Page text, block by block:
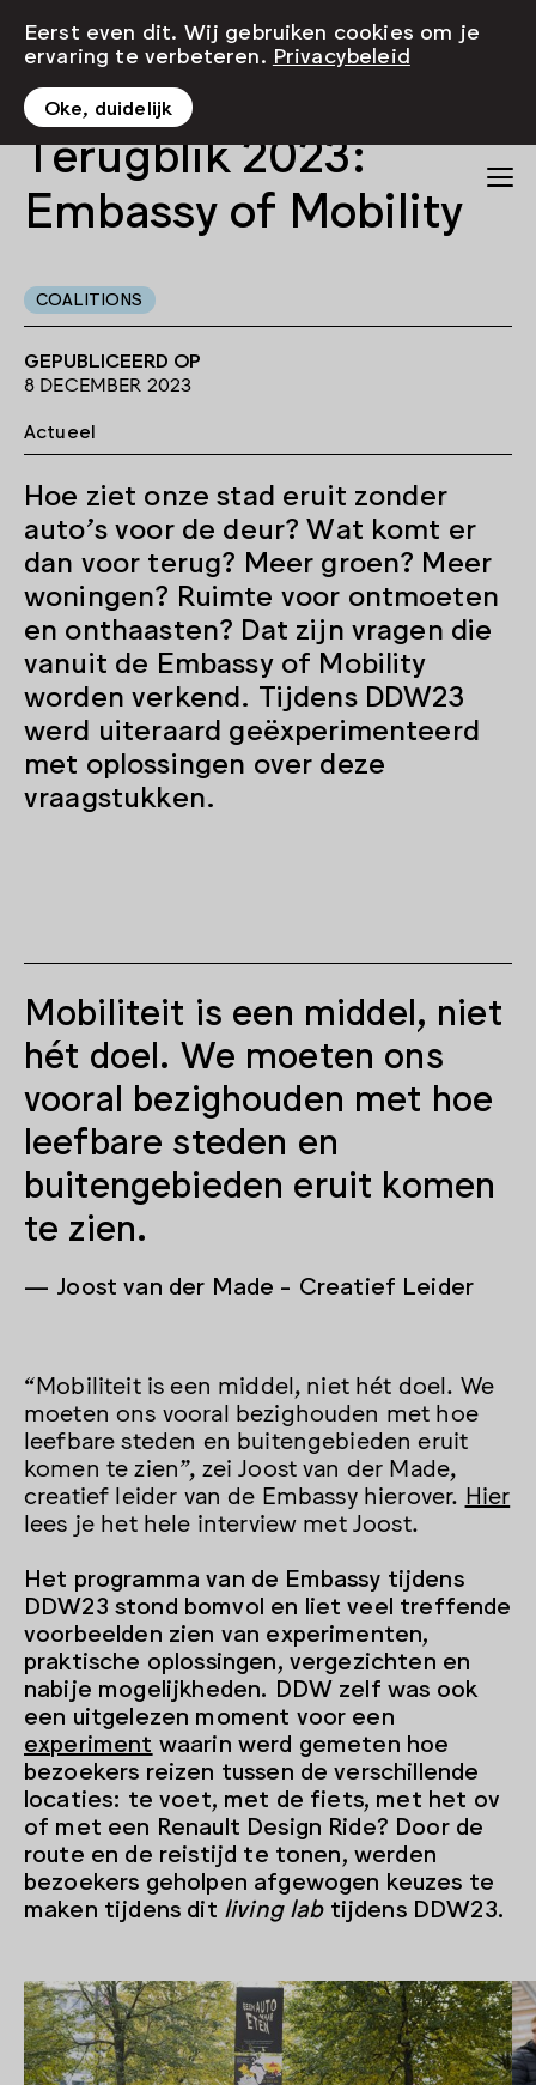
Terugblik 2023:
Embassy of Mobility
COALITIONS
GEPUBLICEERD OP
8 DECEMBER 2023
Actueel
Hoe ziet onze stad eruit zonder
auto’s voor de deur? Wat komt er
dan voor terug? Meer groen? Meer
woningen? Ruimte voor ontmoeten
en onthaasten? Dat zijn vragen die
vanuit de Embassy of Mobility
worden verkend. Tijdens DDW23
werd uiteraard geëxperimenteerd
met oplossingen over deze
vraagstukken.
Mobiliteit is een middel, niet
hét doel. We moeten ons
vooral bezighouden met hoe
leefbare steden en
buitengebieden eruit komen
te zien.
Joost van der Made Creatief Leider
“Mobiliteit is een middel, niet hét doel. We
moeten ons vooral bezighouden met hoe
leefbare steden en buitengebieden eruit
komen te zien”, zei Joost van der Made,
creatief leider van de Embassy hierover. Hier
lees je het hele interview met Joost.
Het programma van de Embassy tijdens
DDW23 stond bomvol en liet veel treffende
voorbeelden zien van experimenten,
praktische oplossingen, vergezichten en
nabije mogelijkheden. DDW zelf was ook
een uitgelezen moment voor een
experiment waarin werd gemeten hoe
bezoekers reizen tussen de verschillende
locaties: te voet, met de fiets, met het ov
of met een Renault Design Ride? Door de
route en de reistijd te tonen, werden
bezoekers geholpen afgewogen keuzes te
maken tijdens dit living lab tijdens DDW23.
Eerst even dit. Wij gebruiken cookies om je
ervaring te verbeteren. Privacybeleid
Oke, duidelijk